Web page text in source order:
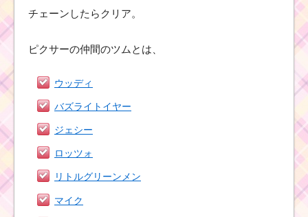
チェーンしたらクリア。
ピクサーの仲間のツムとは、
ウッディ
バズライトイヤー
ジェシー
ロッツォ
リトルグリーンメン
マイク